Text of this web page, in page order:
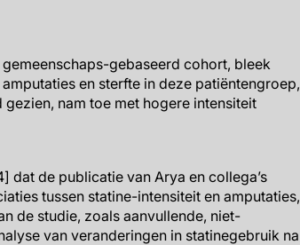
gebaseerd cohort, bleek
en sterfte in deze patiëntengroep,
nam toe met hogere intensiteit
dat de publicatie van Arya en collega’s
tussen statine-intensiteit en amputaties,
de studie, zoals aanvullende, niet-
van veranderingen in statinegebruik na